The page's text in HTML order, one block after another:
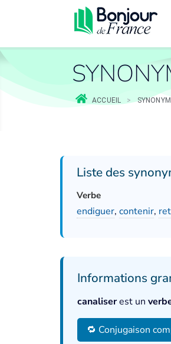
ACCUEIL >
Liste des
Verbe
endiguer, contenir,
Informations
canaliserest un
🔁 Conjugaison